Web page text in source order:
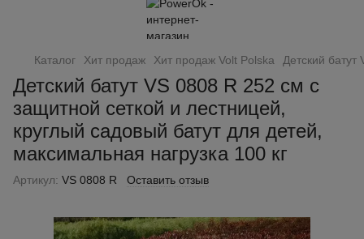
Каталог Хит продаж Хит продаж Volt Polska Детский
Детский батут VS 0808 R 252 см с
защитной сеткой и лестницей,
круглый садовый батут для детей,
максимальная нагрузка 100 кг
Артикул: VS 0808 R Оставить отзыв